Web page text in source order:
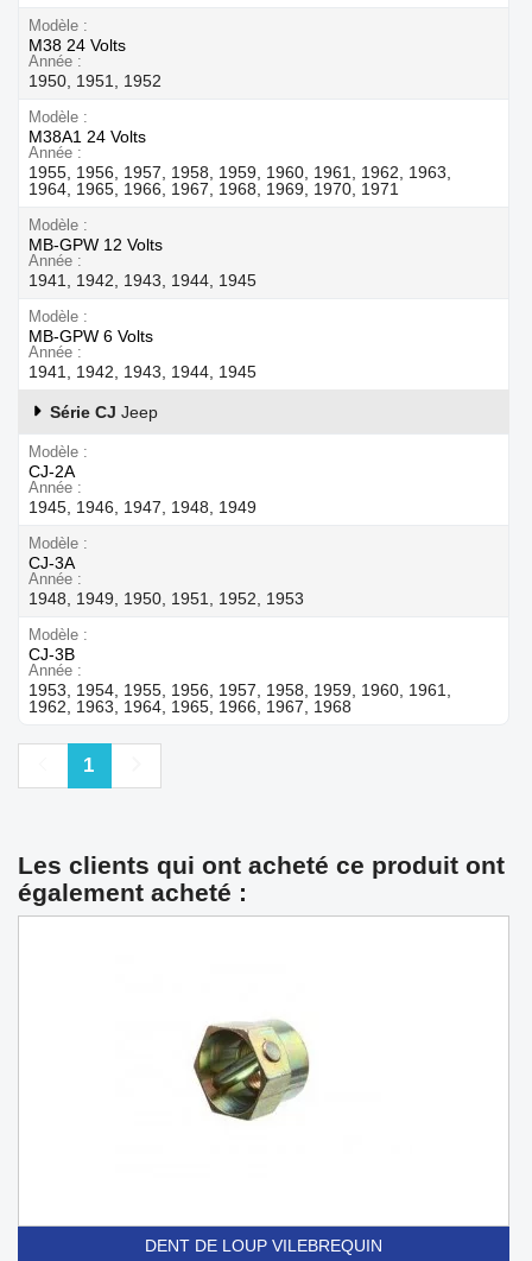
Modèle
M38 24 Volts
Année
1950, 1951, 1952
Modèle
M38A1 24 Volts
Année
1955, 1956, 1957, 1958, 1959, 1960, 1961, 1962, 1963,
1964, 1965, 1966, 1967, 1968, 1969, 1970, 1971
Modèle
MB-GPW 12 Volts
Année
1941, 1942, 1943, 1944, 1945
Modèle
MB-GPW 6 Volts
Année
1941, 1942, 1943, 1944, 1945
Série CJ Jeep
Modèle
CJ-2A
Année
1945, 1946, 1947, 1948, 1949
Modèle
CJ-3A
Année
1948, 1949, 1950, 1951, 1952, 1953
Modèle
CJ-3B
Année
1953, 1954, 1955, 1956, 1957, 1958, 1959, 1960, 1961,
1962, 1963, 1964, 1965, 1966, 1967, 1968
Précédent
1
Les clients qui ont acheté ce produit ont
également acheté :
DENT DE LOUP VILEBREQUIN